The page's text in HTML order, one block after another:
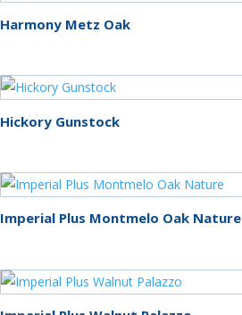
rated-3 (0)
rated-5(0)
Harmony Metz Oak
Hickory Gunstock
Imperial Plus Montmelo Oak Nature